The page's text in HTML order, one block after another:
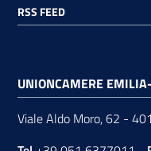
RSS FEED
UNIONCAMERE
Viale Aldo Moro, 62 -